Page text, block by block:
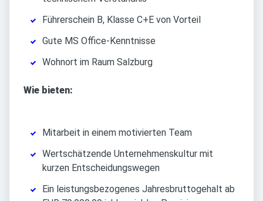
Führerschein B, Klasse C+E von Vorteil
Gute MS Office-Kenntnisse
Wohnort im Raum Salzburg
Wie bieten:
Mitarbeit in einem motivierten Team
Wertschätzende Unternehmenskultur mit
kurzen Entscheidungswegen
Ein leistungsbezogenes Jahresbruttogehalt ab